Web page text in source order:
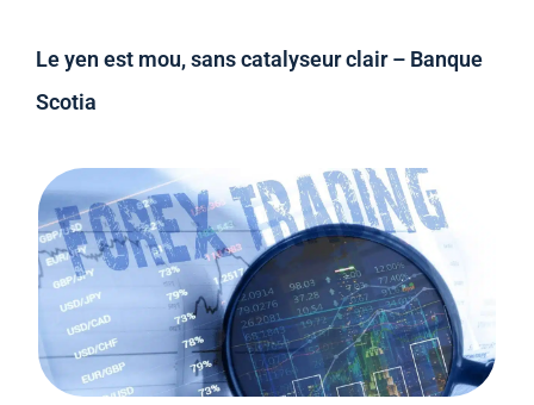
Le yen est mou, sans catalyseur clair – Banque
Scotia